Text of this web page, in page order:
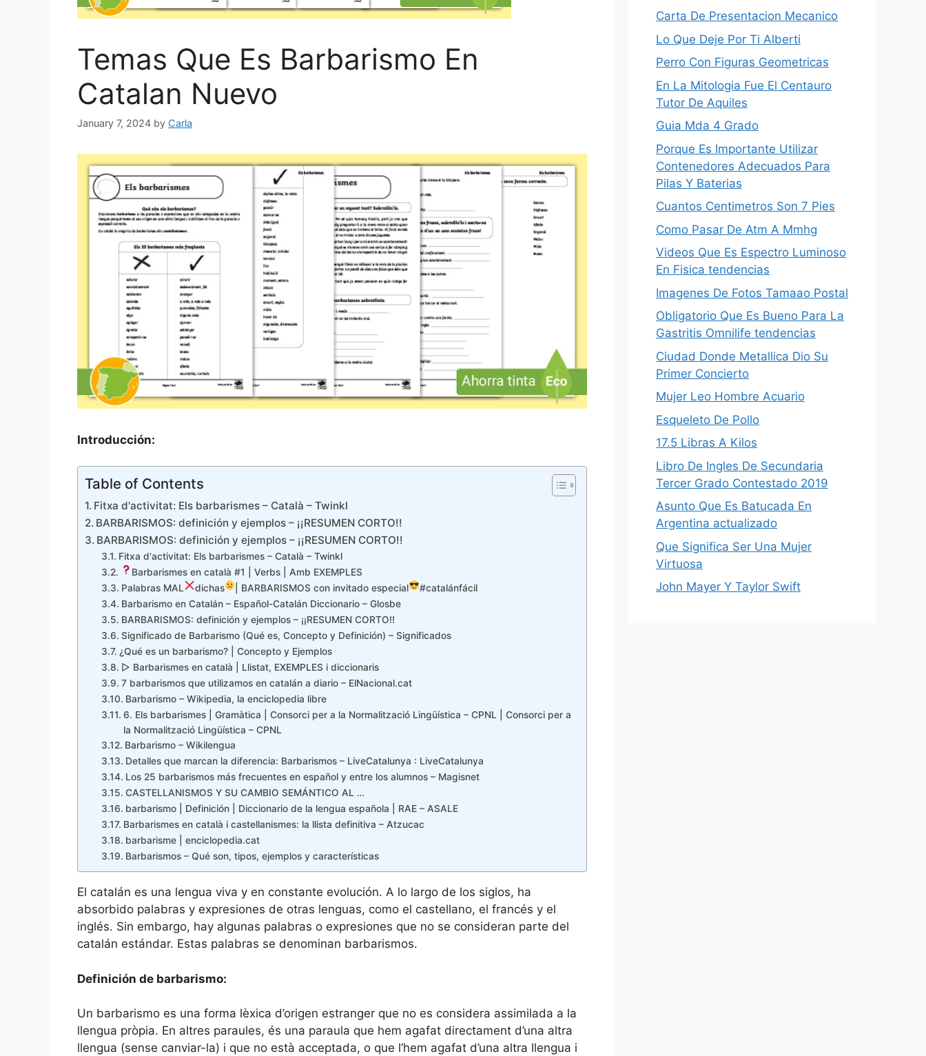
Temas Que Es Barbarismo En
Catalan Nuevo
January 7, 2024 by Carla
Introducción:
Table of Contents
Fitxa d'activitat: Els barbarismes – Català – Twinkl
BARBARISMOS: definición y ejemplos – ¡¡RESUMEN CORTO!!
BARBARISMOS: definición y ejemplos – ¡¡RESUMEN CORTO!!
Fitxa d'activitat: Els barbarismes – Català – Twinkl
Barbarismes en català #1 | Verbs | Amb EXEMPLES
Palabras MAL
dichas | BARBARISMOS con invitado especial
#catalánfácil
Barbarismo en Catalán – Español-Catalán Diccionario – Glosbe
BARBARISMOS: definición y ejemplos – ¡¡RESUMEN CORTO!!
Significado de Barbarismo (Qué es, Concepto y Definición) – Significados
¿Qué es un barbarismo? | Concepto y Ejemplos
▷ Barbarismes en català | Llistat, EXEMPLES i diccionaris
7 barbarismos que utilizamos en catalán a diario – ElNacional.cat
Barbarismo – Wikipedia, la enciclopedia libre
6. Els barbarismes | Gramàtica | Consorci per a la Normalització Lingüística – CPNL | Consorci per a
la Normalització Lingüística – CPNL
Barbarismo – Wikilengua
Detalles que marcan la diferencia: Barbarismos – LiveCatalunya : LiveCatalunya
Los 25 barbarismos más frecuentes en español y entre los alumnos – Magisnet
CASTELLANISMOS Y SU CAMBIO SEMÁNTICO AL …
barbarismo | Definición | Diccionario de la lengua española | RAE – ASALE
Barbarismes en català i castellanismes: la llista definitiva – Atzucac
barbarisme | enciclopedia.cat
Barbarismos – Qué son, tipos, ejemplos y características
El catalán es una lengua viva y en constante evolución. A lo largo de los siglos, ha
absorbido palabras y expresiones de otras lenguas, como el castellano, el francés y el
inglés. Sin embargo, hay algunas palabras o expresiones que no se consideran parte del
catalán estándar. Estas palabras se denominan barbarismos.
Definición de barbarismo:
Un barbarismo es una forma lèxica d’origen estranger que no es considera assimilada a la
llengua pròpia. En altres paraules, és una paraula que hem agafat directament d’una altra
llengua (sense canviar-la) i que no està acceptada, o que l’hem agafat d’una altra llengua i
Carta De Presentacion Mecanico
Lo Que Deje Por Ti Alberti
Perro Con Figuras Geometricas
En La Mitologia Fue El Centauro
Tutor De Aquiles
Guia Mda 4 Grado
Porque Es Importante Utilizar
Contenedores Adecuados Para
Pilas Y Baterias
Cuantos Centimetros Son 7 Pies
Como Pasar De Atm A Mmhg
Videos Que Es Espectro Luminoso
En Fisica tendencias
Imagenes De Fotos Tamaao Postal
Obligatorio Que Es Bueno Para La
Gastritis Omnilife tendencias
Ciudad Donde Metallica Dio Su
Primer Concierto
Mujer Leo Hombre Acuario
Esqueleto De Pollo
17.5 Libras A Kilos
Libro De Ingles De Secundaria
Tercer Grado Contestado 2019
Asunto Que Es Batucada En
Argentina actualizado
Que Significa Ser Una Mujer
Virtuosa
John Mayer Y Taylor Swift